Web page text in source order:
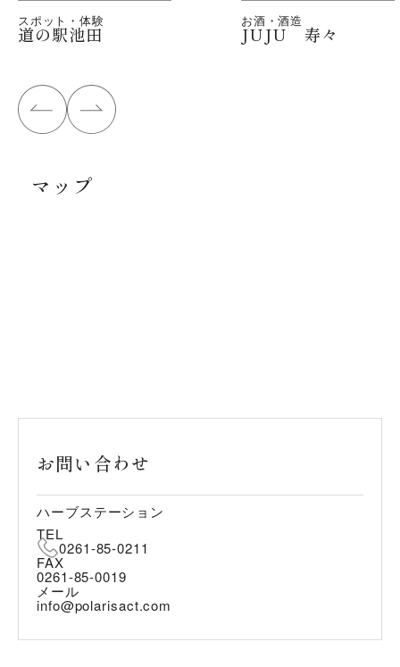
スポット・体験
道の駅池田
お酒・酒造
JUJU 寿々
マップ
お問い合わせ
ハーブステーション
TEL
0261-85-0211
FAX
0261-85-0019
メール
info@polarisact.com